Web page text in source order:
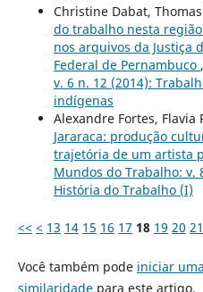
Christine Dabat,
do trabalho nesta
nos arquivos da Justiça
Federal de Pernambuco ,
v. 6 n. 12 (2014):
indígenas
Alexandre Fortes, Flavia
Jararaca: produção
trajetória de um artista
Mundos do Trabalho: v.
História do Trabalho (I)
<< < 13 14 15 16 17 18 19 20 21
Você também pode iniciar
similaridadepara este artigo.